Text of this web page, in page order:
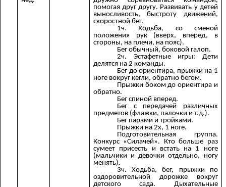
помогая друг другу. Развивать у детей
выносливость, быстроту движений,
скоростной бег.
1ч. Ходьба, со сменой
положения рук (вверх, вперед, в
стороны, на плечи, на пояс).
Бег обычный, боковой галоп.
2ч. Эстафетные игры: Дети
делятся на 2 команды.
Бег до ориентира, прыжки на 1
ноге вокруг кегли, обратно бегом.
Прыжки боком до ориентира и
обратно.
Бег спиной вперед.
Бег с передачей различных
предметов (флажки, палочки и т.д.).
Бег парами и тройками.
Прыжки на 2х, 1 ноге.
Подготовительная группа.
Конкурс «Силачей». Кто больше раз
сумеет присесть и встать на 1 ноге
(мальчики и девочки отдельно, ногу
менять).
3ч. Ходьба, бег, прыжки по
оздоровительной дорожке вокруг
детского сада. Дыхательные